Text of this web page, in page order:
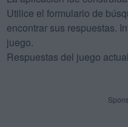
Utilice el formulario de
encontrar sus respuestas.
juego.
Respuestas del juego